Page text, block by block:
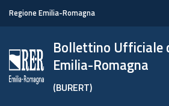
Regione Emilia-Romagna
Bollettino Ufficiale
Emilia-Romagna
(BURERT)